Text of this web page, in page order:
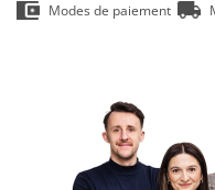
Modes de paiement